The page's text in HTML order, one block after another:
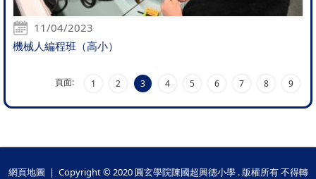
11/04/2023
機械人編程班（高小）
頁面: 1 2 3 4 5 6 7 8 9
網頁地圖 | Copyright © 2020 圓玄學院陳國超興德小學 . 版權所有 不得轉